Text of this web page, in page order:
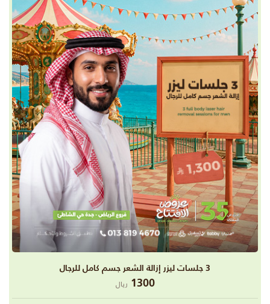
3 جلسات ليزر إزالة الشعر جسم كامل للرجال
1300 ريال